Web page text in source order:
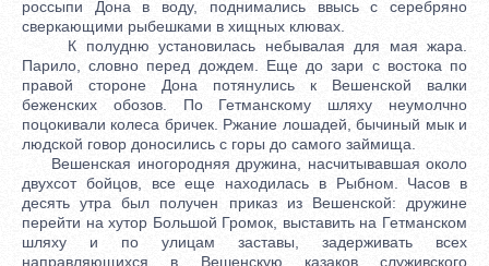
россыпи Дона в воду, поднимались ввысь с серебряно
сверкающими рыбешками в хищных клювах.
К полудню установилась небывалая для мая жара.
Парило, словно перед дождем. Еще до зари с востока по
правой стороне Дона потянулись к Вешенской валки
беженских обозов. По Гетманскому шляху неумолчно
поцокивали колеса бричек. Ржание лошадей, бычиный мык и
людской говор доносились с горы до самого займища.
Вешенская иногородняя дружина, насчитывавшая около
двухсот бойцов, все еще находилась в Рыбном. Часов в
десять утра был получен приказ из Вешенской: дружине
перейти на хутор Большой Громок, выставить на Гетманском
шляху и по улицам заставы, задерживать всех
направляющихся в Вешенскую казаков служивского